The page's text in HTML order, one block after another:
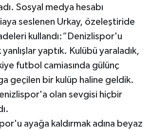
Sosyal medya hesabı
seslenen Urkay, özeleştiride
kullandı:“Denizlispor'u
yaptık. Kulübü yaraladık,
futbol camiasında gülünç
geçilen bir kulüp haline geldik.
olan sevgisi hiçbir
ayağa kaldırmak adına beyaz